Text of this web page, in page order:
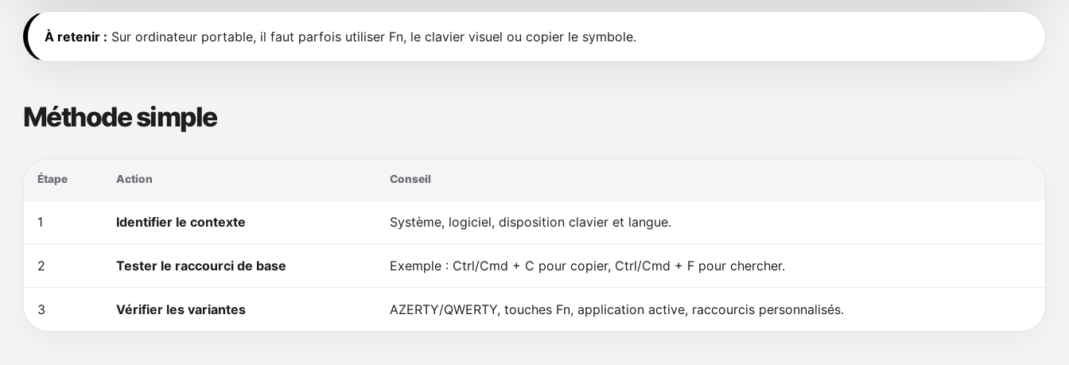
À retenir : Sur ordinateur portable, il faut parfois utiliser Fn, le clavier visuel ou copier le symbole.
Méthode simple
Étape Action Conseil
1 Identifier le contexte Système, logiciel, disposition clavier et langue.
2 Tester le raccourci de base Exemple : Ctrl/Cmd + C pour copier, Ctrl/Cmd + F pour chercher.
3 Vérifier les variantes AZERTY/QWERTY, touches Fn, application active, raccourcis personnalisés.